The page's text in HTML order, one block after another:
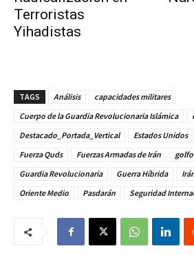
Terroristas
Yihadistas
TAGS Análisis
capacidades militares
Cuerpo de la Guardia Revolucionaria Islámica
Destacado_Portada_Vertical
Estados Unidos
Fuerza Quds
Fuerzas Armadas de Irán
Guardia Revolucionaria
Guerra Híbrida
Oriente Medio
Pasdarán Seguridad